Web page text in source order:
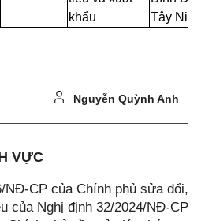
khẩu
Tây Ninh
Nguyễn Quỳnh Anh
VỰC
NĐ-CP của Chính phủ sửa đổi,
của Nghị định 32/2024/NĐ-CP